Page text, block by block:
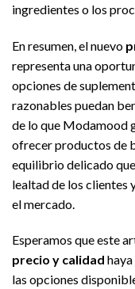
ingredientes o los
En resumen, el nuevo
representa una
opciones de
razonables puedan
de lo que Modamood
ofrecer productos de
equilibrio delicado
lealtad de los clientes
el mercado.
Esperamos que este
precio y calidad
las opciones